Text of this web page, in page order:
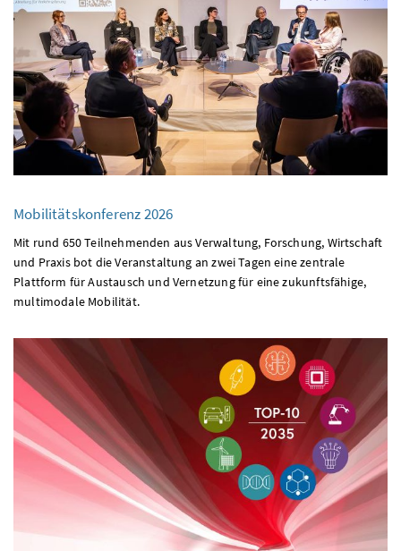
Mobilitätskonferenz 2026
Mit rund 650 Teilnehmenden aus Verwaltung, Forschung, Wirtschaft
und Praxis bot die Veranstaltung an zwei Tagen eine zentrale
Plattform für Austausch und Vernetzung für eine zukunftsfähige,
multimodale Mobilität.